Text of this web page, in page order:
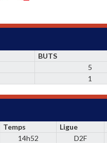
BUTS
5
1
Temps Ligue
14h52 D2F